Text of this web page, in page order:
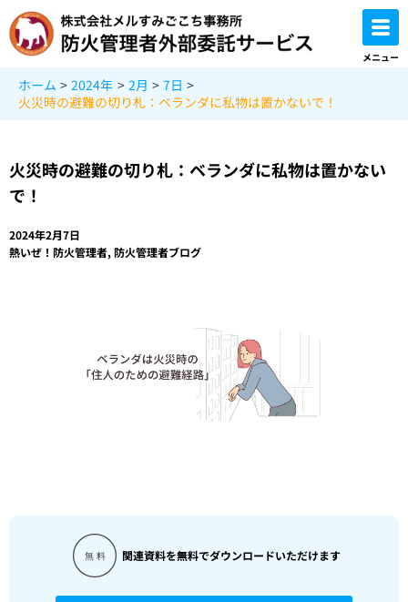
容
を
メニュー
ホーム 2024年 2月
7日
火災時の避難の切り札：ベランダに私物は置かないで！
火災時の避難の切り札：ベランダに私物は置かない
で！
2024年2月7日
熱いぜ！防火管理者, 防火管理者ブログ
関連資料を無料でダウンロードいただけます